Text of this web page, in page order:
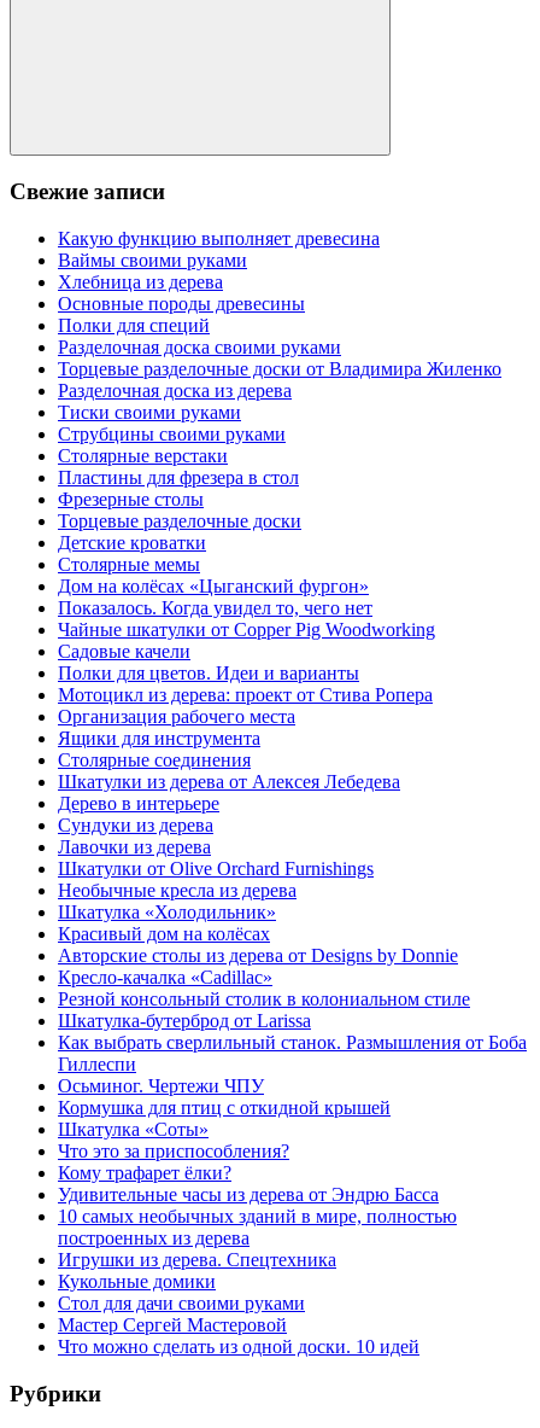
Поиск
Свежие записи
Какую функцию выполняет древесина
Ваймы своими руками
Хлебница из дерева
Основные породы древесины
Полки для специй
Разделочная доска своими руками
Торцевые разделочные доски от Владимира Жиленко
Разделочная доска из дерева
Тиски своими руками
Струбцины своими руками
Столярные верстаки
Пластины для фрезера в стол
Фрезерные столы
Торцевые разделочные доски
Детские кроватки
Столярные мемы
Дом на колёсах «Цыганский фургон»
Показалось. Когда увидел то, чего нет
Чайные шкатулки от Copper Pig Woodworking
Садовые качели
Полки для цветов. Идеи и варианты
Мотоцикл из дерева: проект от Стива Ропера
Организация рабочего места
Ящики для инструмента
Столярные соединения
Шкатулки из дерева от Алексея Лебедева
Дерево в интерьере
Сундуки из дерева
Лавочки из дерева
Шкатулки от Olive Orchard Furnishings
Необычные кресла из дерева
Шкатулка «Холодильник»
Красивый дом на колёсах
Авторские столы из дерева от Designs by Donnie
Кресло-качалка «Cadillac»
Резной консольный столик в колониальном стиле
Шкатулка-бутерброд от Larissa
Как выбрать сверлильный станок. Размышления от Боба
Гиллеспи
Осьминог. Чертежи ЧПУ
Кормушка для птиц с откидной крышей
Шкатулка «Соты»
Что это за приспособления?
Кому трафарет ёлки?
Удивительные часы из дерева от Эндрю Басса
10 самых необычных зданий в мире, полностью
построенных из дерева
Игрушки из дерева. Спецтехника
Кукольные домики
Стол для дачи своими руками
Мастер Сергей Мастеровой
Что можно сделать из одной доски. 10 идей
Рубрики